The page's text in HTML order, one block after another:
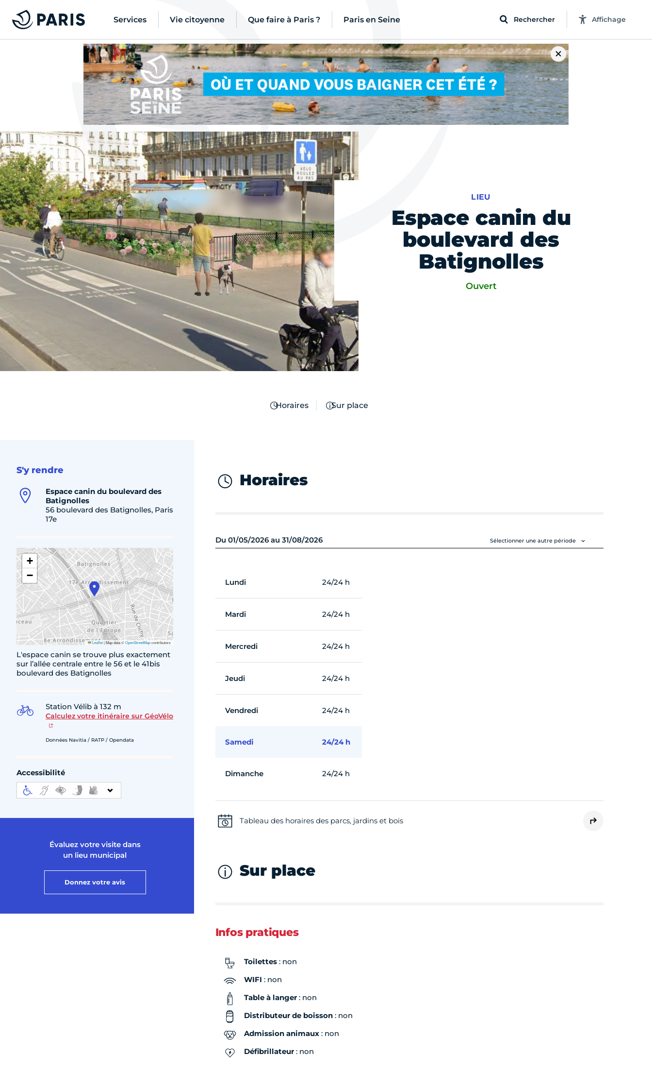
Services Vie citoyenne Que faire à Paris ? Paris en Seine Rechercher Affichage
LIEU
Espace canin du
boulevard des
Batignolles
Ouvert
Horaires Sur place
S'y rendre
Espace canin du boulevard des
Batignolles
56 boulevard des Batignolles, Paris
17e
+
−
Leaflet|Map data ©OpenStreetMapcontributors
L'espace canin se trouve plus exactement
sur l’allée centrale entre le 56 et le 41bis
boulevard des Batignolles
Station Vélib à 132 m
Calculez votre itinéraire sur GéoVélo
Données Navitia / RATP / Opendata
Accessibilité
Évaluez votre visite dans
un lieu municipal
Donnez votre avis
Horaires
Du 01/05/2026 au 31/08/2026 Sélectionner une autre période
Lundi 24/24 h
Mardi 24/24 h
Mercredi 24/24 h
Jeudi 24/24 h
Vendredi 24/24 h
Samedi 24/24 h
Dimanche 24/24 h
Tableau des horaires des parcs, jardins et bois
Sur place
Infos pratiques
Toilettes: non
WIFI : non
Table à langer: non
Distributeur de boisson: non
Admission animaux: non
Défibrillateur: non